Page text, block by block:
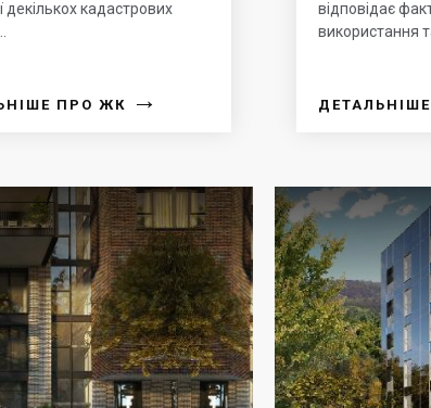
декількох кадастрових
ПРО ЖК →
відповідає
використання